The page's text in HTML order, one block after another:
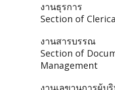
งานธุรการ
Section of
งานสารบรรณ
Section of
Management